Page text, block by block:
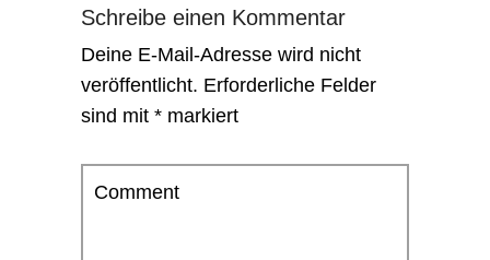
Schreibe einen Kommentar
Deine E-Mail-Adresse wird nicht
veröffentlicht. Erforderliche Felder
sind mit * markiert